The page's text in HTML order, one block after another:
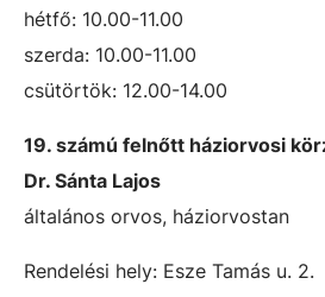
hétfő: 10.00-11.00
szerda: 10.00-11.00
csütörtök: 12.00-14.00
19. számú felnőtt háziorvosi
Dr. Sánta Lajos
általános orvos, háziorvostan
Rendelési hely: Esze Tamás u. 2.